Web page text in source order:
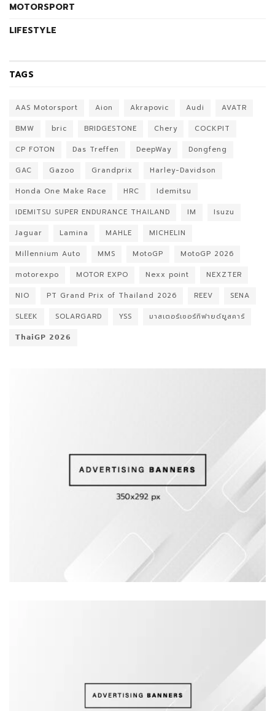
MOTORSPORT
LIFESTYLE
TAGS
AAS Motorsport Aion Akrapovic Audi
AVATR
BMW
bric BRIDGESTONE Chery
COCKPIT
CP FOTON
Das Treffen DeepWay
Dongfeng
GAC
Gazoo Grandprix
Harley-Davidson
Honda One Make Race
HRC
Idemitsu
IDEMITSU SUPER ENDURANCE THAILAND
IM
Isuzu
Jaguar
Lamina MAHLE
MICHELIN
Millennium Auto
MMS MotoGP
MotoGP 2026
motorexpo
MOTOR EXPO Nexx point
NEXZTER
NIO
PT Grand Prix of Thailand 2026 REEV
SENA
SLEEK
SOLARGARD YSS
มาสเตอร์เซอร์ทิฟายด์ยูสคาร์
𝗧𝗵𝗮𝗶𝗚𝗣 𝟮𝟬𝟮𝟲